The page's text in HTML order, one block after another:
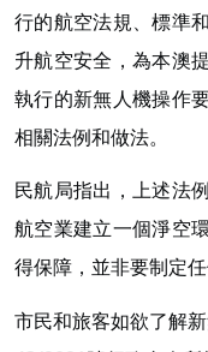
行的航空法規、標準
升航空安全，為本澳
執行的新無人機操作
相關法例和做法。
民航局指出，上述法
航空業建立一個淨空
得保障，並非要制定任
市民和旅客如欲了解